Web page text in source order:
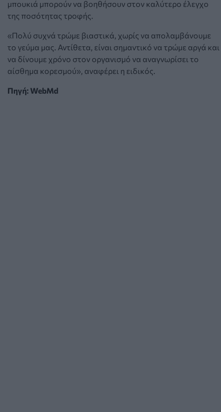
μπουκιά μπορούν να βοηθήσουν στον καλύτερο έλεγχο
της ποσότητας τροφής.
«Πολύ συχνά τρώμε βιαστικά, χωρίς να απολαμβάνουμε
το γεύμα μας. Αντίθετα, είναι σημαντικό να τρώμε αργά και
να δίνουμε χρόνο στον οργανισμό να αναγνωρίσει το
αίσθημα κορεσμού», αναφέρει η ειδικός.
Πηγή: WebMd